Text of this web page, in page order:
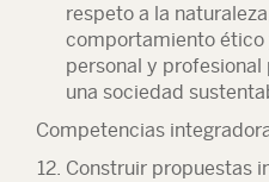
respeto a la
comportamiento ético
personal y
una sociedad
Competencias
Construir propuestas